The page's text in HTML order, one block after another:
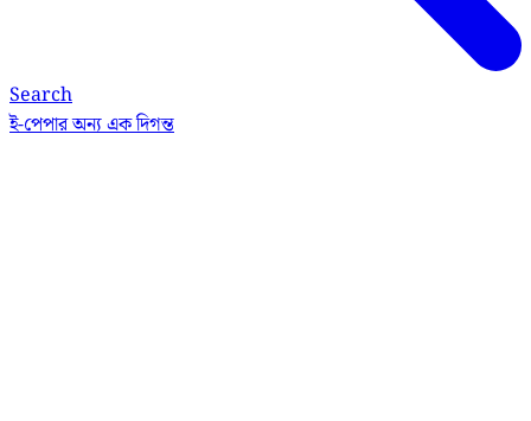
Search
ই-পেপারঅন্য এক দিগন্ত